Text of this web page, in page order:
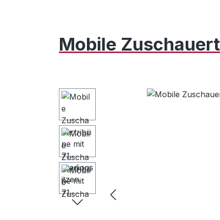
Mobile
Bildergalerie überspringen